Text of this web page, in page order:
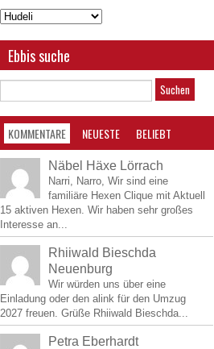
Ebbis suche
KOMMENTARE NEUESTE BELIEBT
Näbel Häxe Lörrach
Narri, Narro, Wir sind eine
familiäre Hexen Clique mit Aktuell
15 aktiven Hexen. Wir haben sehr großes
Interesse an...
Rhiiwald Bieschda
Neuenburg
Wir würden uns über eine
Einladung oder den alink für den Umzug
2027 freuen. Grüße Rhiiwald Bieschda...
Petra Eberhardt